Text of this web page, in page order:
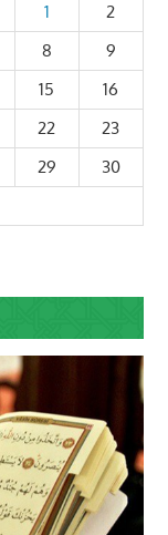
1
2
8
9
15
16
22
23
29
30